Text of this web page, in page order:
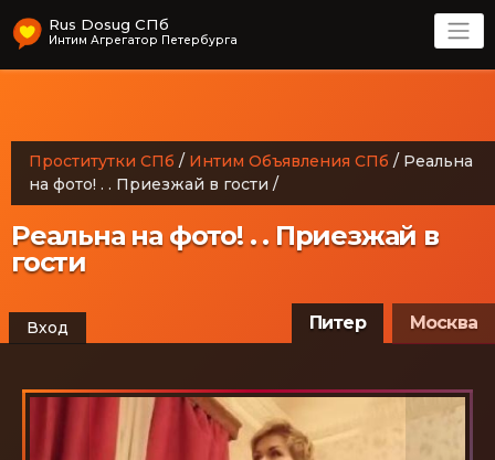
Rus Dosug СПб
Проститутки СПб / Интим Объявления СПб / Реальна
на фото! . . Приезжай в гости /
Реальна на фото! . . Приезжай в
гости
Вход Москва
Питер